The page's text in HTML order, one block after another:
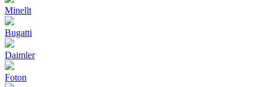
Minellt
Bugatti
Daimler
Foton